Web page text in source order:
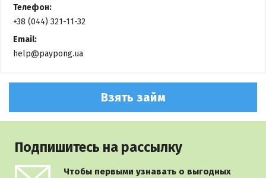
Телефон:
+38 (044) 321-11-32
Email:
help@paypong.ua
Взять займ
Подпишитесь на рассылку
Чтобы первыми узнавать о выгодных